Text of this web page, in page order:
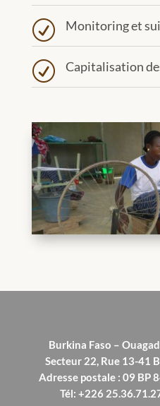
R Monitoring et
R Capitalisation
Burkina Faso –
Secteur 22, Rue 13-41
Adresse postale : 09
Tél: +226